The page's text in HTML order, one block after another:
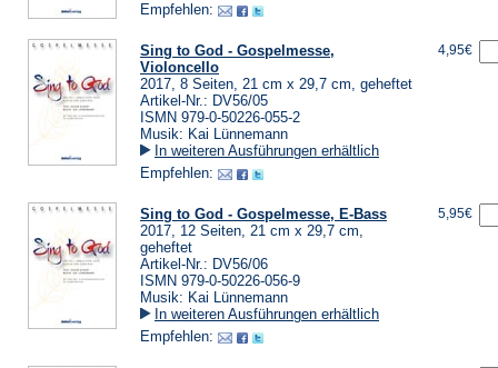
Empfehlen:
Sing to God - Gospelmesse,
Violoncello
2017, 8 Seiten, 21 cm x 29,7 cm, geheftet
Artikel-Nr.: DV56/05
ISMN 979-0-50226-055-2
Musik: Kai Lünnemann
In weiteren Ausführungen erhältlich
Empfehlen:
4,95€
Sing to God - Gospelmesse, E-Bass
2017, 12 Seiten, 21 cm x 29,7 cm,
geheftet
Artikel-Nr.: DV56/06
ISMN 979-0-50226-056-9
Musik: Kai Lünnemann
In weiteren Ausführungen erhältlich
Empfehlen:
5,95€